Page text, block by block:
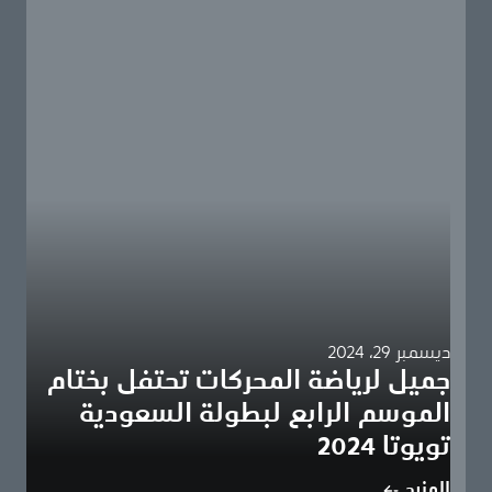
ديسمبر 29، 2024
جميل لرياضة المحركات تحتفل بختام
الموسم الرابع لبطولة السعودية
تويوتا 2024